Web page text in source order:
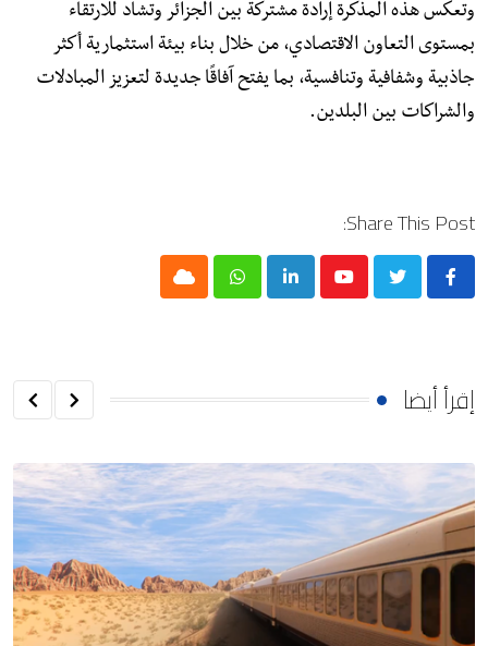
وتعكس هذه المذكرة إرادة مشتركة بين الجزائر وتشاد للارتقاء
بمستوى التعاون الاقتصادي، من خلال بناء بيئة استثمارية أكثر
جاذبية وشفافية وتنافسية، بما يفتح آفاقًا جديدة لتعزيز المبادلات
والشراكات بين البلدين.
Share This Post:
Youtube
LinkedIn
Whatsapp
Cloud
إقرأ أيضا